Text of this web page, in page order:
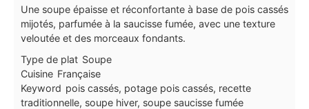
Une soupe épaisse et réconfortante à base de pois cassés
mijotés, parfumée à la saucisse fumée, avec une texture
veloutée et des morceaux fondants.
Type de plat Soupe
Cuisine Française
Keyword pois cassés, potage pois cassés, recette
traditionnelle, soupe hiver, soupe saucisse fumée